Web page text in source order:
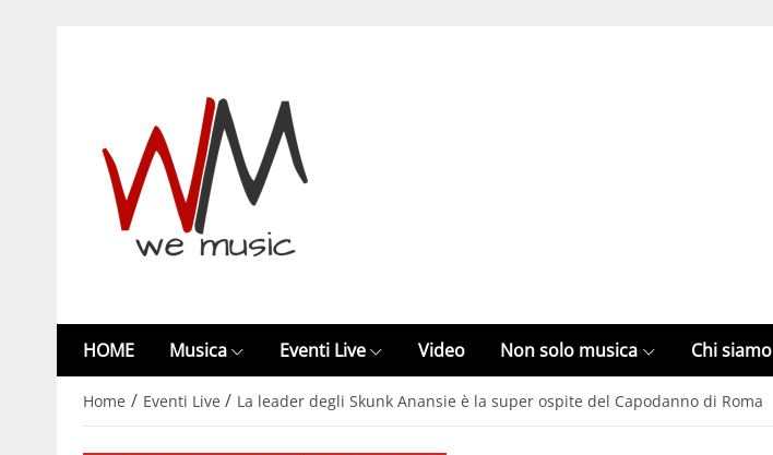
HOME Musica Eventi Live Video Non solo musica Chi siamo
Home / Eventi Live / La leader degli Skunk Anansie è la super ospite del Capodanno di Roma